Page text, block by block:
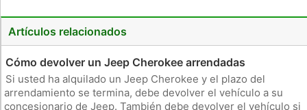
Artículos relacionados
Cómo devolver un Jeep Cherokee arrendadas
Si usted ha alquilado un Jeep Cherokee y el plazo del
arrendamiento se termina, debe devolver el vehículo a su
concesionario de Jeep. También debe devolver el vehículo si